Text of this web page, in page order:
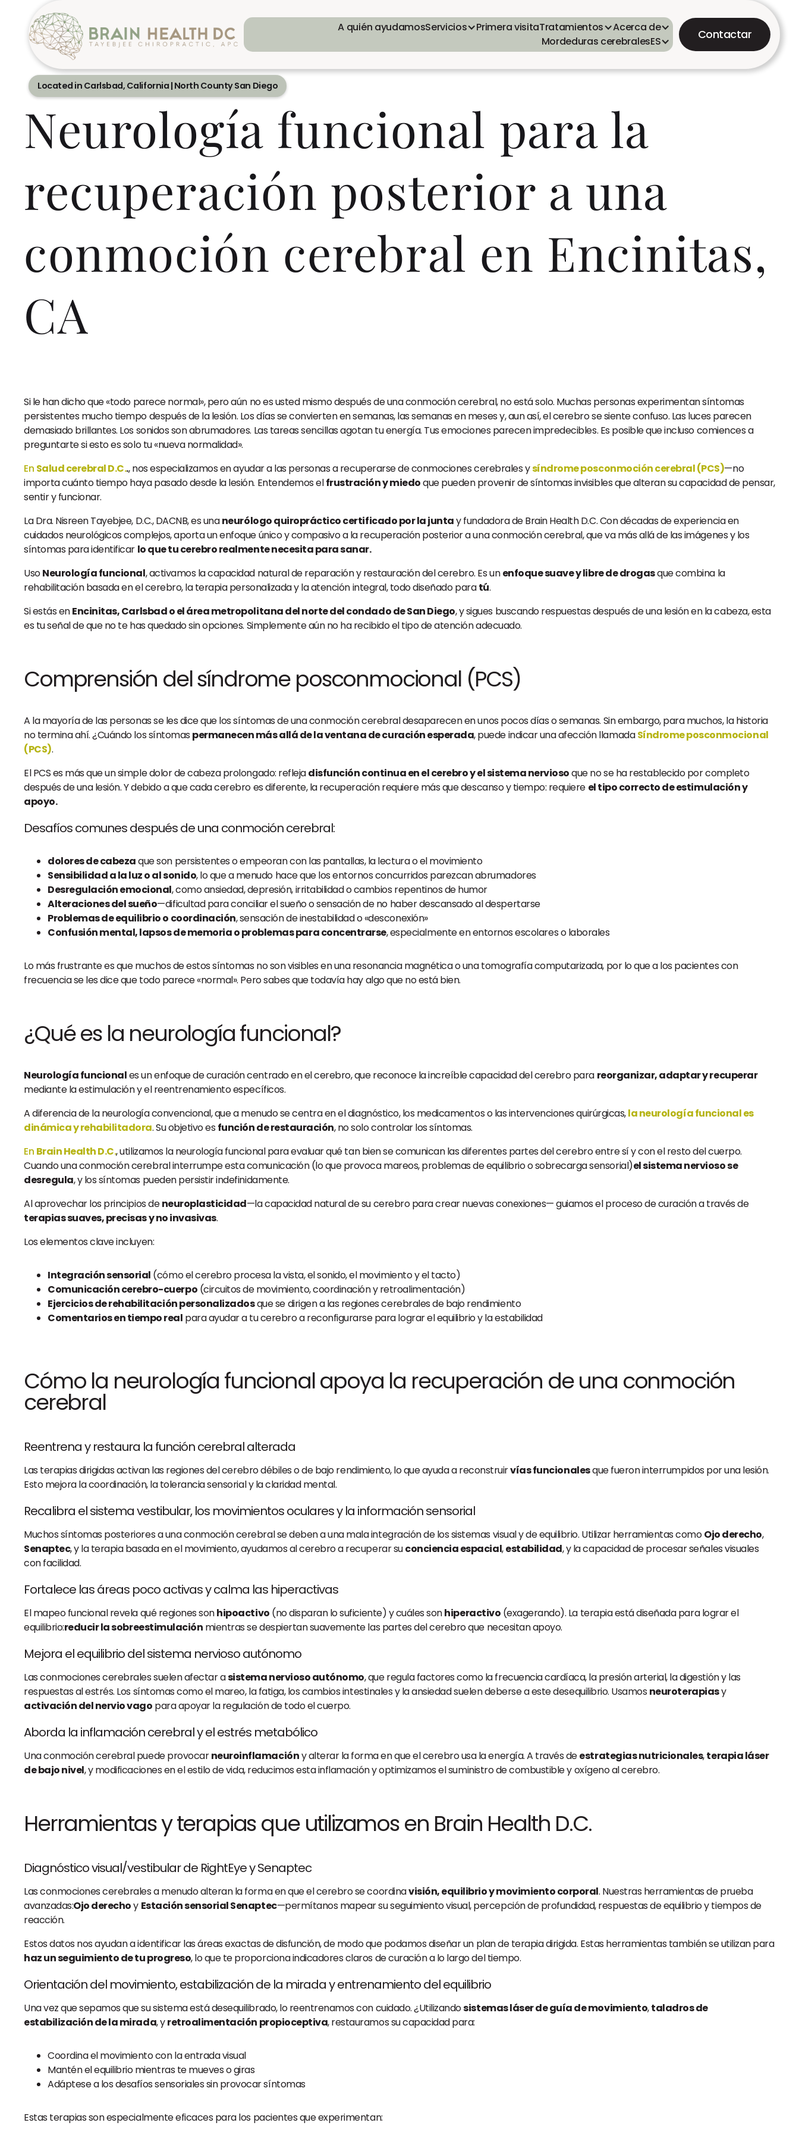
A quién ayudamosServicios Primera visitaTratamientos
Acerca de
Mordeduras cerebralesES Contactar
Located in Carlsbad, California | North County San Diego
Neurología funcional para la
recuperación posterior a una
conmoción cerebral en Encinitas,
CA
Si le han dicho que «todo parece normal», pero aún no es usted mismo después de una conmoción cerebral, no está solo. Muchas personas experimentan síntomas
persistentes mucho tiempo después de la lesión. Los días se convierten en semanas, las semanas en meses y, aun así, el cerebro se siente confuso. Las luces parecen
demasiado brillantes. Los sonidos son abrumadores. Las tareas sencillas agotan tu energía. Tus emociones parecen impredecibles. Es posible que incluso comiences a
preguntarte si esto es solo tu «nueva normalidad».
En Salud cerebral D.C.., nos especializamos en ayudar a las personas a recuperarse de conmociones cerebrales ysíndrome posconmoción cerebral (PCS)—no
importa cuánto tiempo haya pasado desde la lesión. Entendemos elfrustración y miedoque pueden provenir de síntomas invisibles que alteran su capacidad de pensar,
sentir y funcionar.
La Dra. Nisreen Tayebjee, D.C., DACNB, es unaneurólogo quiropráctico certificado por la juntay fundadora de Brain Health D.C. Con décadas de experiencia en
cuidados neurológicos complejos, aporta un enfoque único y compasivo a la recuperación posterior a una conmoción cerebral, que va más allá de las imágenes y los
síntomas para identificar lo que tu cerebro realmente necesita para sanar.
UsoNeurología funcional, activamos la capacidad natural de reparación y restauración del cerebro. Es unenfoque suave y libre de drogasque combina la
rehabilitación basada en el cerebro, la terapia personalizada y la atención integral, todo diseñado paratú.
Si estás enEncinitas, Carlsbad o el área metropolitana del norte del condado de San Diego, y sigues buscando respuestas después de una lesión en la cabeza, esta
es tu señal de que no te has quedado sin opciones. Simplemente aún no ha recibido el tipo de atención adecuado.
Comprensión del síndrome posconmocional (PCS)
A la mayoría de las personas se les dice que los síntomas de una conmoción cerebral desaparecen en unos pocos días o semanas. Sin embargo, para muchos, la historia
no termina ahí. ¿Cuándo los síntomas permanecen más allá de la ventana de curación esperada, puede indicar una afección llamadaSíndrome posconmocional
(PCS).
El PCS es más que un simple dolor de cabeza prolongado: reflejadisfunción continua en el cerebro y el sistema nerviosoque no se ha restablecido por completo
después de una lesión. Y debido a que cada cerebro es diferente, la recuperación requiere más que descanso y tiempo: requiere el tipo correcto de estimulación y
apoyo.
Desafíos comunes después de una conmoción cerebral:
dolores de cabezaque son persistentes o empeoran con las pantallas, la lectura o el movimiento
Sensibilidad a la luz o al sonido, lo que a menudo hace que los entornos concurridos parezcan abrumadores
Desregulación emocional, como ansiedad, depresión, irritabilidad o cambios repentinos de humor
Alteraciones del sueño—dificultad para conciliar el sueño o sensación de no haber descansado al despertarse
Problemas de equilibrio o coordinación, sensación de inestabilidad o «desconexión»
Confusión mental, lapsos de memoria o problemas para concentrarse, especialmente en entornos escolares o laborales
Lo más frustrante es que muchos de estos síntomas no son visibles en una resonancia magnética o una tomografía computarizada, por lo que a los pacientes con
frecuencia se les dice que todo parece «normal». Pero sabes que todavía hay algo que no está bien.
¿Qué es la neurología funcional?
Neurología funcionales un enfoque de curación centrado en el cerebro, que reconoce la increíble capacidad del cerebro para reorganizar, adaptar y recuperar
mediante la estimulación y el reentrenamiento específicos.
A diferencia de la neurología convencional, que a menudo se centra en el diagnóstico, los medicamentos o las intervenciones quirúrgicas,la neurología funcional es
dinámica y rehabilitadora. Su objetivo es función de restauración, no solo controlar los síntomas.
En Brain Health D.C., utilizamos la neurología funcional para evaluar qué tan bien se comunican las diferentes partes del cerebro entre sí y con el resto del cuerpo.
Cuando una conmoción cerebral interrumpe esta comunicación (lo que provoca mareos, problemas de equilibrio o sobrecarga sensorial)el sistema nervioso se
desregula, y los síntomas pueden persistir indefinidamente.
Al aprovechar los principios deneuroplasticidad—la capacidad natural de su cerebro para crear nuevas conexiones— guiamos el proceso de curación a través de
terapias suaves, precisas y no invasivas.
Los elementos clave incluyen:
Integración sensorial (cómo el cerebro procesa la vista, el sonido, el movimiento y el tacto)
Comunicación cerebro-cuerpo (circuitos de movimiento, coordinación y retroalimentación)
Ejercicios de rehabilitación personalizadosque se dirigen a las regiones cerebrales de bajo rendimiento
Comentarios en tiempo real para ayudar a tu cerebro a reconfigurarse para lograr el equilibrio y la estabilidad
Cómo la neurología funcional apoya la recuperación de una conmoción
cerebral
Reentrena y restaura la función cerebral alterada
Las terapias dirigidas activan las regiones del cerebro débiles o de bajo rendimiento, lo que ayuda a reconstruirvías funcionalesque fueron interrumpidos por una lesión.
Esto mejora la coordinación, la tolerancia sensorial y la claridad mental.
Recalibra el sistema vestibular, los movimientos oculares y la información sensorial
Muchos síntomas posteriores a una conmoción cerebral se deben a una mala integración de los sistemas visual y de equilibrio. Utilizar herramientas comoOjo derecho,
Senaptec, y la terapia basada en el movimiento, ayudamos al cerebro a recuperar suconciencia espacial,estabilidad, y la capacidad de procesar señales visuales
con facilidad.
Fortalece las áreas poco activas y calma las hiperactivas
El mapeo funcional revela qué regiones sonhipoactivo (no disparan lo suficiente) y cuáles sonhiperactivo (exagerando). La terapia está diseñada para lograr el
equilibrio:reducir la sobreestimulación mientras se despiertan suavemente las partes del cerebro que necesitan apoyo.
Mejora el equilibrio del sistema nervioso autónomo
Las conmociones cerebrales suelen afectar asistema nervioso autónomo, que regula factores como la frecuencia cardíaca, la presión arterial, la digestión y las
respuestas al estrés. Los síntomas como el mareo, la fatiga, los cambios intestinales y la ansiedad suelen deberse a este desequilibrio. Usamos neuroterapiasy
activación del nervio vago para apoyar la regulación de todo el cuerpo.
Aborda la inflamación cerebral y el estrés metabólico
Una conmoción cerebral puede provocarneuroinflamacióny alterar la forma en que el cerebro usa la energía. A través deestrategias nutricionales,terapia láser
de bajo nivel, y modificaciones en el estilo de vida, reducimos esta inflamación y optimizamos el suministro de combustible y oxígeno al cerebro.
Herramientas y terapias que utilizamos en Brain Health D.C.
Diagnóstico visual/vestibular de RightEye y Senaptec
Las conmociones cerebrales a menudo alteran la forma en que el cerebro se coordinavisión, equilibrio y movimiento corporal. Nuestras herramientas de prueba
avanzadas:Ojo derechoy Estación sensorial Senaptec—permítanos mapear su seguimiento visual, percepción de profundidad, respuestas de equilibrio y tiempos de
reacción.
Estos datos nos ayudan a identificar las áreas exactas de disfunción, de modo que podamos diseñar un plan de terapia dirigida. Estas herramientas también se utilizan para
haz un seguimiento de tu progreso, lo que te proporciona indicadores claros de curación a lo largo del tiempo.
Orientación del movimiento, estabilización de la mirada y entrenamiento del equilibrio
Una vez que sepamos que su sistema está desequilibrado, lo reentrenamos con cuidado. ¿Utilizandosistemas láser de guía de movimiento,taladros de
estabilización de la mirada, yretroalimentación propioceptiva, restauramos su capacidad para:
Coordina el movimiento con la entrada visual
Mantén el equilibrio mientras te mueves o giras
Adáptese a los desafíos sensoriales sin provocar síntomas
Estas terapias son especialmente eficaces para los pacientes que experimentan: